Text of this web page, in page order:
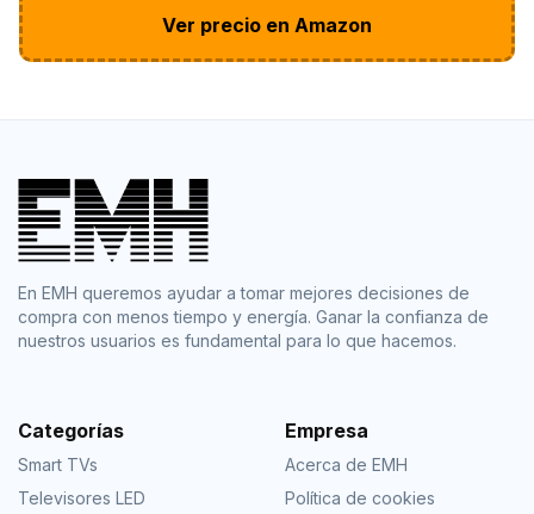
Ver precio en Amazon
En EMH queremos ayudar a tomar mejores decisiones de
compra con menos tiempo y energía. Ganar la confianza de
nuestros usuarios es fundamental para lo que hacemos.
Categorías
Smart TVs
Televisores LED
Empresa
Acerca de EMH
Política de cookies